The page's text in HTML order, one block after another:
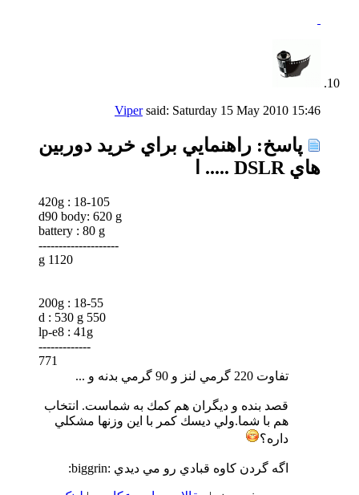
Vipersaid: Saturday 15 May 2010 15:46
پاسخ: راهنمايي براي خريد دوربين
هاي DSLR ..... ا
18-105 : 420g
d90 body: 620 g
battery : 80 g
--------------------
1120 g
18-55 : 200g
550 d : 530 g
lp-e8 : 41g
-------------
771
تفاوت 220 گرمي لنز و 90 گرمي بدنه و ...
قصد بنده و ديگران هم كمك به شماست. انتخاب
هم با شما.ولي ديسك كمر با اين وزنها مشكلي
داره؟
اگه گردن كاوه قبادي رو مي ديدي :biggrin: